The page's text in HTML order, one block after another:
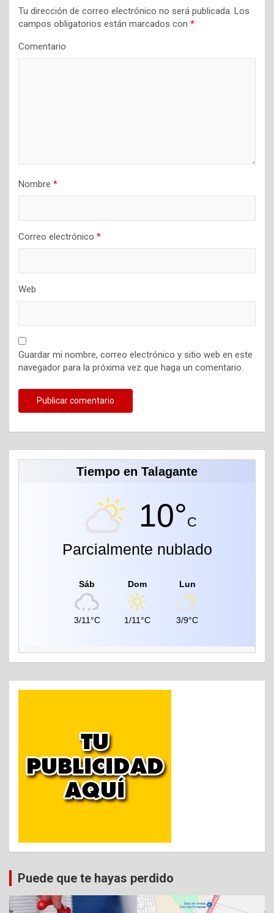
Tu dirección de correo electrónico no será publicada. Los
campos obligatorios están marcados con *
Comentario
Nombre *
Correo electrónico *
Web
Guardar mi nombre, correo electrónico y sitio web en este
navegador para la próxima vez que haga un comentario.
Tiempo en Talagante
10°C
Parcialmente nublado
Sáb
3/11°C
Dom
1/11°C
Lun
3/9°C
Puede que te hayas perdido